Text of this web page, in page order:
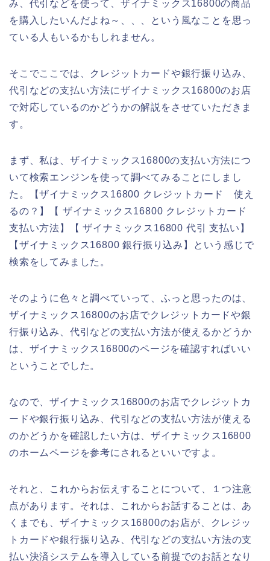
み、代引などを使って、ザイナミックス16800の商品
を購入したいんだよね～、、、という風なことを思っ
ている人もいるかもしれません。
そこでここでは、クレジットカードや銀行振り込み、
代引などの支払い方法にザイナミックス16800のお店
で対応しているのかどうかの解説をさせていただきま
す。
まず、私は、ザイナミックス16800の支払い方法につ
いて検索エンジンを使って調べてみることにしまし
た。【ザイナミックス16800 クレジットカード 使え
るの？】【 ザイナミックス16800 クレジットカード
支払い方法】【 ザイナミックス16800 代引 支払い】
【ザイナミックス16800 銀行振り込み】という感じで
検索をしてみました。
そのように色々と調べていって、ふっと思ったのは、
ザイナミックス16800のお店でクレジットカードや銀
行振り込み、代引などの支払い方法が使えるかどうか
は、ザイナミックス16800のページを確認すればいい
ということでした。
なので、ザイナミックス16800のお店でクレジットカ
ードや銀行振り込み、代引などの支払い方法が使える
のかどうかを確認したい方は、ザイナミックス16800
のホームページを参考にされるといいですよ。
それと、これからお伝えすることについて、１つ注意
点があります。それは、これからお話することは、あ
くまでも、ザイナミックス16800のお店が、クレジッ
トカードや銀行振り込み、代引などの支払い方法の支
払い決済システムを導入している前提でのお話となり